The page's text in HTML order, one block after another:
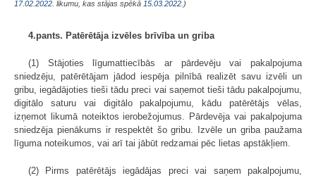
17.02.2022. likumu, kas stājas spēkā 15.03.2022.)
4.pants. Patērētāja izvēles brīvība un griba
(1) Stājoties līgumattiecībās ar pārdevēju vai pakalpojuma
sniedzēju, patērētājam jādod iespēja pilnībā realizēt savu izvēli un
gribu, iegādājoties tieši tādu preci vai saņemot tieši tādu pakalpojumu,
digitālo saturu vai digitālo pakalpojumu, kādu patērētājs vēlas,
izņemot likumā noteiktos ierobežojumus. Pārdevēja vai pakalpojuma
sniedzēja pienākums ir respektēt šo gribu. Izvēle un griba paužama
līguma noteikumos, vai arī tai jābūt redzamai pēc lietas apstākļiem.
(2) Pirms patērētājs iegādājas preci vai saņem pakalpojumu,